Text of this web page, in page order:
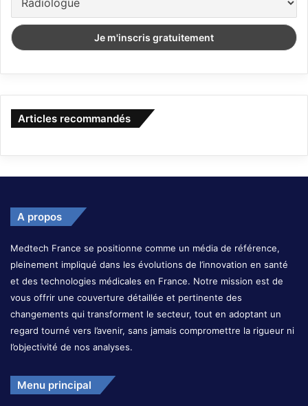
Articles recommandés
A propos
Medtech France se positionne comme un média de référence,
pleinement impliqué dans les évolutions de l’innovation en santé
et des technologies médicales en France. Notre mission est de
vous offrir une couverture détaillée et pertinente des
changements qui transforment le secteur, tout en adoptant un
regard tourné vers l’avenir, sans jamais compromettre la rigueur ni
l’objectivité de nos analyses.
Menu principal